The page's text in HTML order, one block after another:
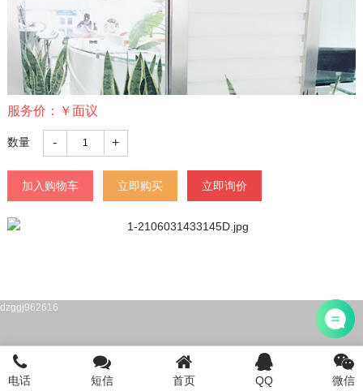
服务价： ￥面议
数量 - +
加入购物车 立即购买 立即询价
首页 注册公司 电话咨询 添加微信 登陆/注册
电话 短信 首页 QQ 微信
dzggj962616